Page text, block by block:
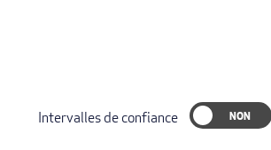
Intervalles de confiance